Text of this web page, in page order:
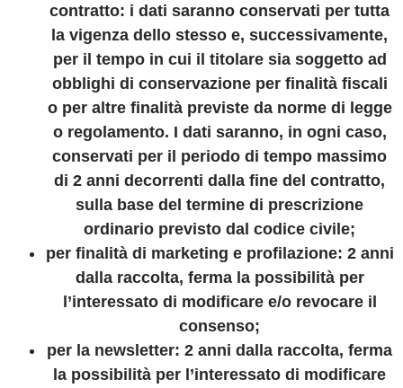
contratto: i dati saranno conservati per tutta
la vigenza dello stesso e, successivamente,
per il tempo in cui il titolare sia soggetto ad
obblighi di conservazione per finalità fiscali
o per altre finalità previste da norme di legge
o regolamento. I dati saranno, in ogni caso,
conservati per il periodo di tempo massimo
di 2 anni decorrenti dalla fine del contratto,
sulla base del termine di prescrizione
ordinario previsto dal codice civile;
per finalità di marketing e profilazione: 2 anni
dalla raccolta, ferma la possibilità per
l’interessato di modificare e/o revocare il
consenso;
per la newsletter: 2 anni dalla raccolta, ferma
la possibilità per l’interessato di modificare